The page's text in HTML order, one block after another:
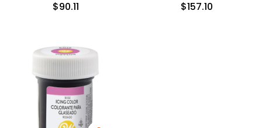
28.3gr. (610-228)
$90.11
$157.10